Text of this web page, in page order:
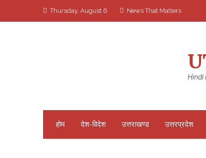
Thursday, August 6 News That Matters
Hindi
होम देश-विदेश उत्तराखण्ड उत्तरप्रदेश